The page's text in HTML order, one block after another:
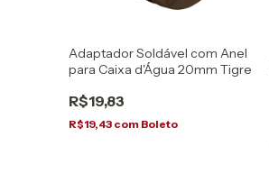
Adaptador Soldável com Anel
para Caixa d'Água 20mm Tigre
R$19,83
R$19,43 com Boleto